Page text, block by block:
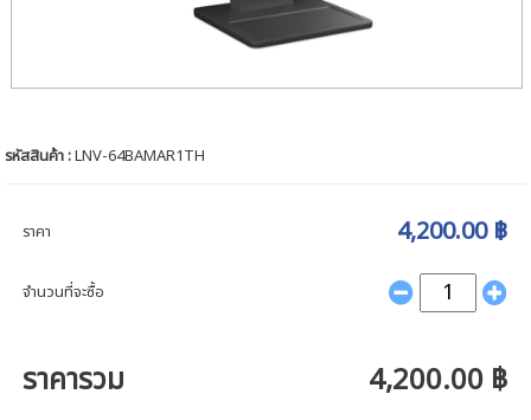
รหัสสินค้า :LNV-64BAMAR1TH
ราคา 4,200.00 ฿
จำนวนที่จะซื้อ
ราคารวม 4,200.00 ฿